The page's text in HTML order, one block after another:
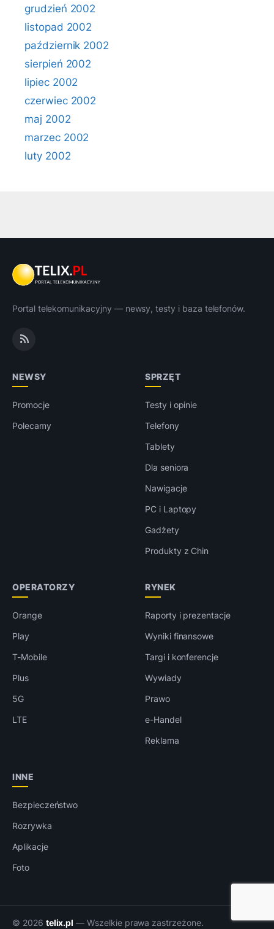
grudzień 2002
listopad 2002
październik 2002
sierpień 2002
lipiec 2002
czerwiec 2002
maj 2002
marzec 2002
luty 2002
Portal telekomunikacyjny — newsy, testy i baza telefonów.
NEWSY
Promocje
Polecamy
SPRZĘT
Testy i opinie
Telefony
Tablety
Dla seniora
Nawigacje
PC i Laptopy
Gadżety
Produkty z Chin
OPERATORZY
Orange
Play
T-Mobile
Plus
5G
LTE
RYNEK
Raporty i prezentacje
Wyniki finansowe
Targi i konferencje
Wywiady
Prawo
e-Handel
Reklama
INNE
Bezpieczeństwo
Rozrywka
Aplikacje
Foto
© 2026 telix.pl — Wszelkie prawa zastrzeżone.